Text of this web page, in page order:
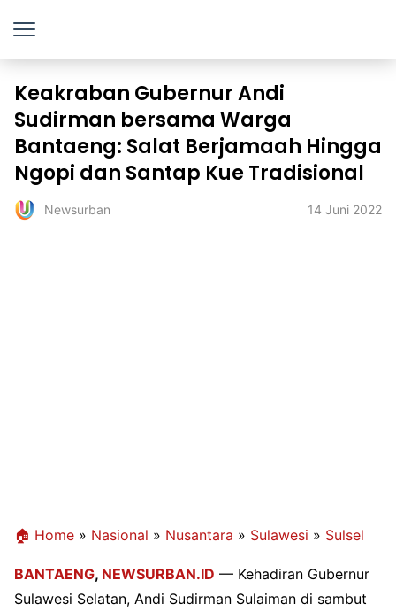
Keakraban Gubernur Andi
Sudirman bersama Warga
Bantaeng: Salat Berjamaah Hingga
Ngopi dan Santap Kue Tradisional
Newsurban 14 Juni 2022
🏠 Home » Nasional » Nusantara » Sulawesi » Sulsel
BANTAENG, NEWSURBAN.ID — Kehadiran Gubernur
Sulawesi Selatan, Andi Sudirman Sulaiman di sambut